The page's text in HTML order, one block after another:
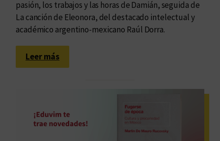
s
e
d
e
é
p
,
d
pasión, los trabajos y las horas de Damián, seguida de
La canción de Eleonora, del destacado intelectual y
académico argentino-mexicano Raúl Dorra.
Leer más:
L
f
i